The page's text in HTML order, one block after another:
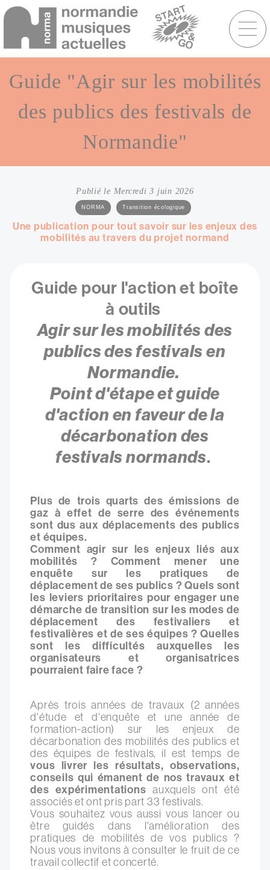
au
contenu
Menu
raccourcis
Guide "Agir sur les mobilités
des publics des festivals de
Normandie"
Publié le Mercredi 3 juin 2026
NORMA Transition écologique
Sous-
Une publication pour tout savoir sur les enjeux des
mobilités au travers du projet normand
Guide pour l'action et boîte
à outils
Agir sur les mobilités des
publics des festivals en
Normandie.
Point d'étape et guide
d'action en faveur de la
décarbonation des
festivals normands.
Plus de trois quarts des émissions de
gaz à effet de serre des événements
sont dus aux déplacements des publics
et équipes.
Comment agir sur les enjeux liés aux
mobilités ? Comment mener une
enquête sur les pratiques de
déplacement de ses publics ? Quels sont
les leviers prioritaires pour engager une
démarche de transition sur les modes de
déplacement des festivaliers et
festivalières et de ses équipes ? Quelles
sont les difficultés auxquelles les
organisateurs et organisatrices
pourraient faire face ?
Après trois années de travaux (2 années
d'étude et d'enquête et une année de
formation-action) sur les enjeux de
décarbonation des mobilités des publics et
des équipes de festivals, il est temps de
vous livrer les résultats, observations,
conseils qui émanent de nos travaux et
des expérimentationsauxquels ont été
associés et ont pris part 33 festivals.
Vous souhaitez vous aussi vous lancer ou
être guidés dans l'amélioration des
pratiques de mobilités de vos publics ?
Nous vous invitons à consulter le fruit de ce
travail collectif et concerté.